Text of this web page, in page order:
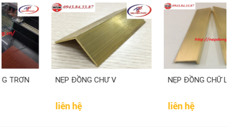
NẸP ĐỒNG CHƯ V NẸP ĐỒNG CHỮ L